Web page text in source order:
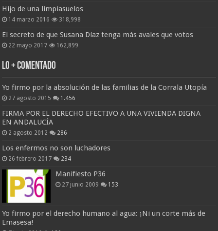
Hijo de una limpiasuelos
14 marzo 2016 318,998
El secreto de que Susana Díaz tenga más avales que votos
22 mayo 2017 162,899
Lo + Comentado
Yo firmo por la absolución de las familias de la Corrala Utopía
27 agosto 2015 1.456
FIRMA POR EL DERECHO EFECTIVO A UNA VIVIENDA DIGNA
EN ANDALUCÍA
2 agosto 2012 286
Los enfermos no son luchadores
26 febrero 2017 234
Manifiesto P36
27 junio 2009 153
Yo firmo por el derecho humano al agua: ¡Ni un corte más de
Emasesa!